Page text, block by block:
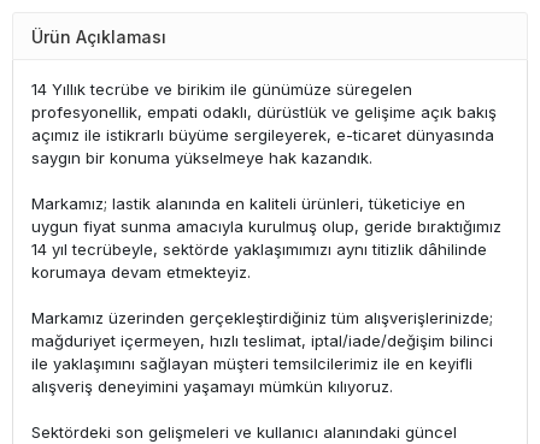
Ürün Açıklaması
14 Yıllık tecrübe ve birikim ile günümüze süregelen
profesyonellik, empati odaklı, dürüstlük ve gelişime açık bakış
açımız ile istikrarlı büyüme sergileyerek, e-ticaret dünyasında
saygın bir konuma yükselmeye hak kazandık.
Markamız; lastik alanında en kaliteli ürünleri, tüketiciye en
uygun fiyat sunma amacıyla kurulmuş olup, geride bıraktığımız
14 yıl tecrübeyle, sektörde yaklaşımımızı aynı titizlik dâhilinde
korumaya devam etmekteyiz.
Markamız üzerinden gerçekleştirdiğiniz tüm alışverişlerinizde;
mağduriyet içermeyen, hızlı teslimat, iptal/iade/değişim bilinci
ile yaklaşımını sağlayan müşteri temsilcilerimiz ile en keyifli
alışveriş deneyimini yaşamayı mümkün kılıyoruz.
Sektördeki son gelişmeleri ve kullanıcı alanındaki güncel